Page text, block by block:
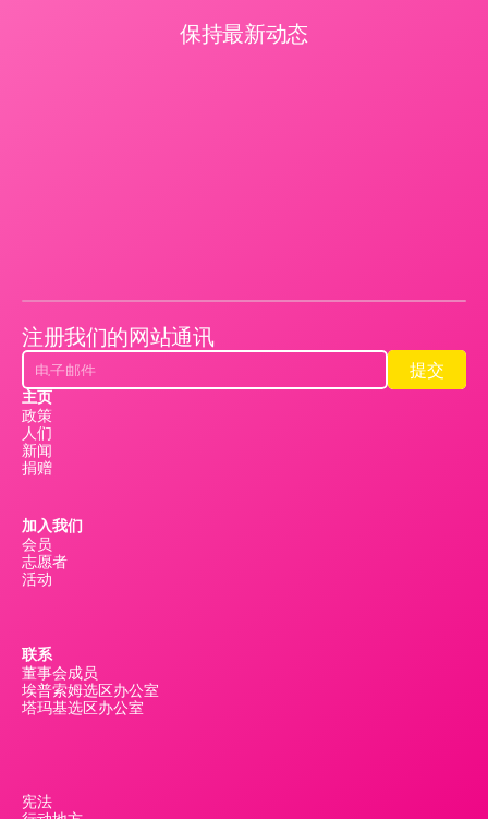
保持最新动态
注册我们的网站通讯
提交
提交
主页
政策
人们
新闻
捐赠
加入我们
会员
志愿者
活动
联系
董事会成员
埃普索姆选区办公室
塔玛基选区办公室
宪法